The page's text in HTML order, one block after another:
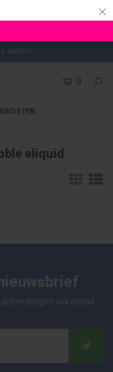
×
winkel
0
eliquid
via email